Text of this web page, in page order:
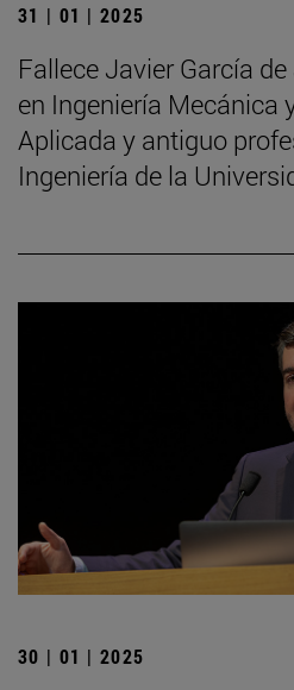
31 | 01 | 2025
Fallece Javier García
en Ingeniería Mecánica
Aplicada y antiguo
Ingeniería de la
30 | 01 | 2025